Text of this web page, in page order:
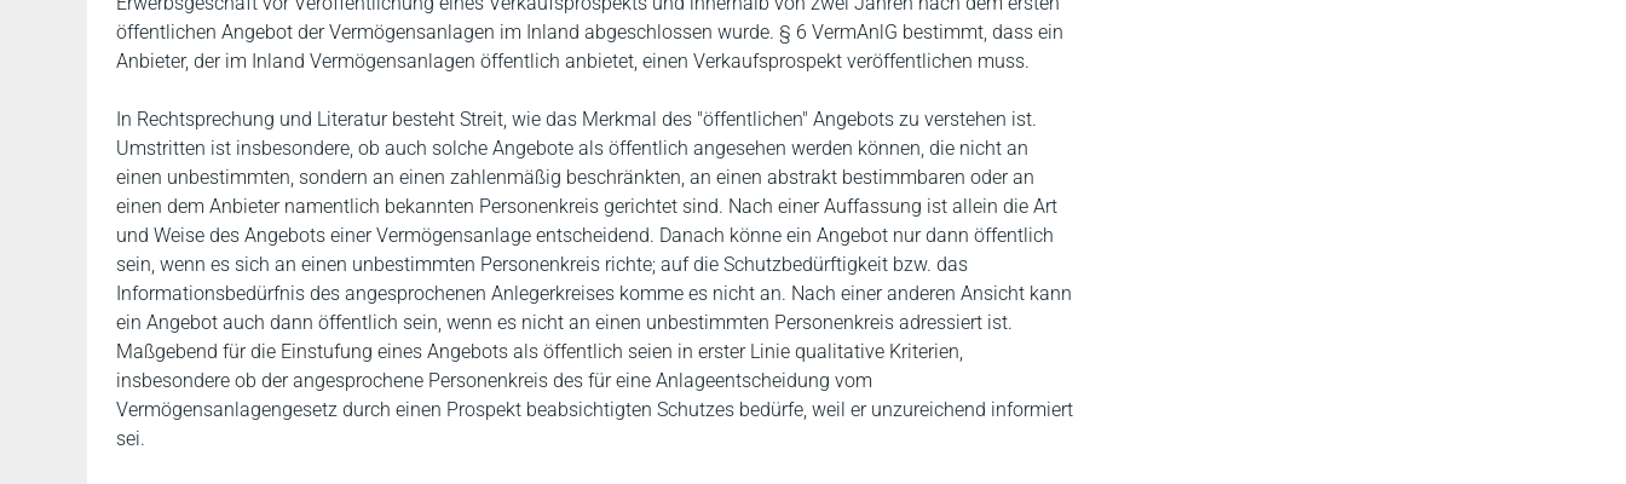
öffentlichen Angebot der Vermögensanlagen im Inland abgeschlossen wurde. § 6 VermAnlG bestimmt, dass ein
Anbieter, der im Inland Vermögensanlagen öffentlich anbietet, einen Verkaufsprospekt veröffentlichen muss.
In Rechtsprechung und Literatur besteht Streit, wie das Merkmal des "öffentlichen" Angebots zu verstehen ist.
Umstritten ist insbesondere, ob auch solche Angebote als öffentlich angesehen werden können, die nicht an
einen unbestimmten, sondern an einen zahlenmäßig beschränkten, an einen abstrakt bestimmbaren oder an
einen dem Anbieter namentlich bekannten Personenkreis gerichtet sind. Nach einer Auffassung ist allein die Art
und Weise des Angebots einer Vermögensanlage entscheidend. Danach könne ein Angebot nur dann öffentlich
sein, wenn es sich an einen unbestimmten Personenkreis richte; auf die Schutzbedürftigkeit bzw. das
Informationsbedürfnis des angesprochenen Anlegerkreises komme es nicht an. Nach einer anderen Ansicht kann
ein Angebot auch dann öffentlich sein, wenn es nicht an einen unbestimmten Personenkreis adressiert ist.
Maßgebend für die Einstufung eines Angebots als öffentlich seien in erster Linie qualitative Kriterien,
insbesondere ob der angesprochene Personenkreis des für eine Anlageentscheidung vom
Vermögensanlagengesetz durch einen Prospekt beabsichtigten Schutzes bedürfe, weil er unzureichend informiert
sei.